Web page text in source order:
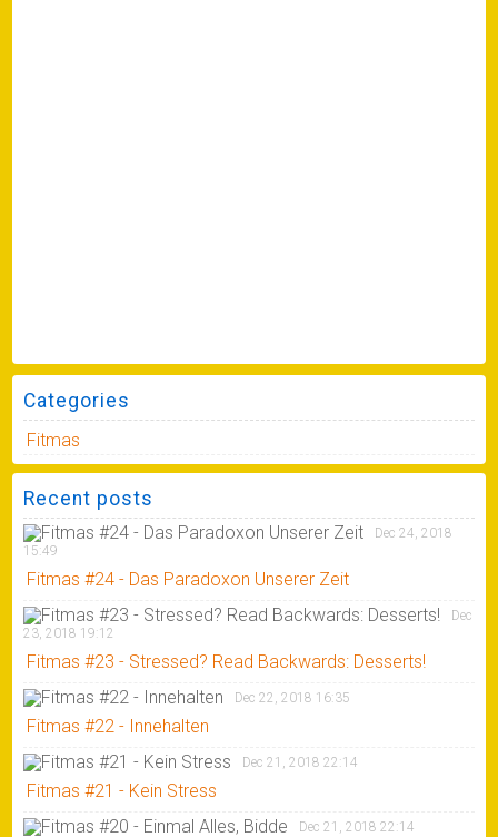
Categories
Fitmas
Recent posts
Dec 24, 2018
15:49
Fitmas #24 - Das Paradoxon Unserer Zeit
Dec
23, 2018 19:12
Fitmas #23 - Stressed? Read Backwards: Desserts!
Dec 22, 2018 16:35
Fitmas #22 - Innehalten
Dec 21, 2018 22:14
Fitmas #21 - Kein Stress
Dec 21, 2018 22:14